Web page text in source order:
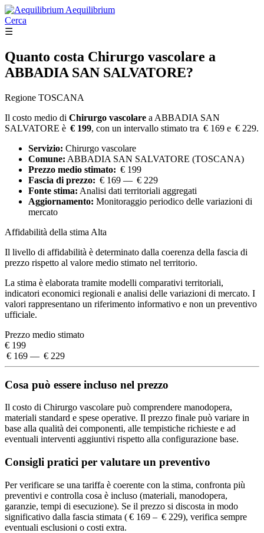
Aequilibrium
Cerca
☰
Quanto costa Chirurgo vascolare a
ABBADIA SAN SALVATORE?
Regione TOSCANA
Il costo medio di Chirurgo vascolare a ABBADIA SAN
SALVATORE è € 199, con un intervallo stimato tra € 169 e € 229.
Servizio: Chirurgo vascolare
Comune: ABBADIA SAN SALVATORE (TOSCANA)
Prezzo medio stimato: € 199
Fascia di prezzo: € 169 — € 229
Fonte stima: Analisi dati territoriali aggregati
Aggiornamento: Monitoraggio periodico delle variazioni di
mercato
Affidabilità della stima Alta
Il livello di affidabilità è determinato dalla coerenza della fascia di
prezzo rispetto al valore medio stimato nel territorio.
La stima è elaborata tramite modelli comparativi territoriali,
indicatori economici regionali e analisi delle variazioni di mercato. I
valori rappresentano un riferimento informativo e non un preventivo
ufficiale.
Prezzo medio stimato
€ 199
€ 169 — € 229
Cosa può essere incluso nel prezzo
Il costo di Chirurgo vascolare può comprendere manodopera,
materiali standard e spese operative. Il prezzo finale può variare in
base alla qualità dei componenti, alle tempistiche richieste e ad
eventuali interventi aggiuntivi rispetto alla configurazione base.
Consigli pratici per valutare un preventivo
Per verificare se una tariffa è coerente con la stima, confronta più
preventivi e controlla cosa è incluso (materiali, manodopera,
garanzie, tempi di esecuzione). Se il prezzo si discosta in modo
significativo dalla fascia stimata ( € 169 – € 229), verifica sempre
eventuali esclusioni o costi extra.